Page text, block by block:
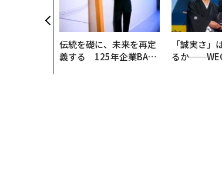
伝統を礎に、未来を再定
義する 125年企業BAT
「誠実さ」
るか